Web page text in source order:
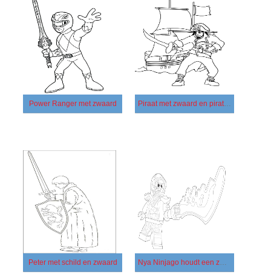
Power Ranger met zwaard Piraat met zwaard en piratenschip
Peter met schild en zwaard Nya Ninjago houdt een zwaard vast